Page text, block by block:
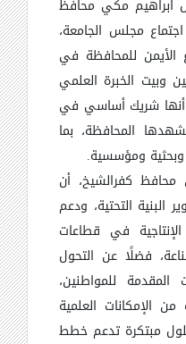
ابراهيم مكي محافظ
مجلس الجامعة،
الأيمن للمحافظة في
وبيت الخبرة العلمي
أنها شريك أساسي في
المحافظة، بما
ومؤسسية.
كفرالشيخ، أن
التحتية، ودعم
الإنتاجية في قطاعات
فضلًا عن التحول
للمواطنين،
الإمكانات العلمية
مبتكرة تدعم خطط